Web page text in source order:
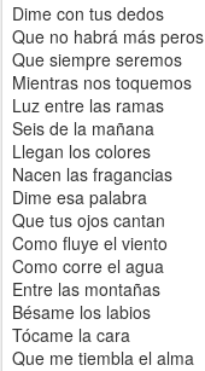
Dime con tus dedos
Que no habrá más peros
Que siempre seremos
Mientras nos toquemos
Luz entre las ramas
Seis de la mañana
Llegan los colores
Nacen las fragancias
Dime esa palabra
Que tus ojos cantan
Como fluye el viento
Como corre el agua
Entre las montañas
Bésame los labios
Tócame la cara
Que me tiembla el alma